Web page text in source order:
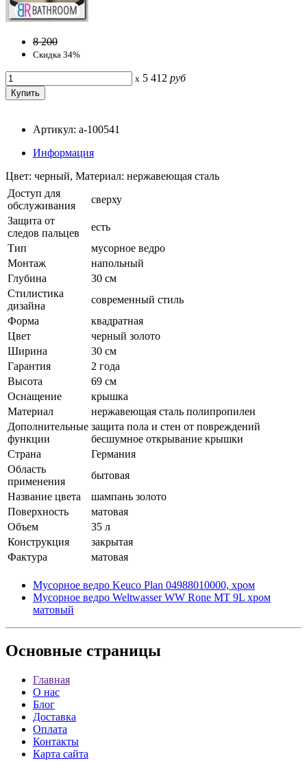
8 200
Скидка 34%
x 5 412 руб
Артикул: a-100541
Информация
Цвет: черный, Материал: нержавеющая сталь
Доступ для
обслуживания
сверху
Защита от
следов пальцев
есть
Тип
мусорное ведро
Монтаж
напольный
Глубина
30 см
Стилистика
дизайна
современный стиль
Форма
квадратная
Цвет
черный золото
Ширина
30 см
Гарантия
2 года
Высота
69 см
Оснащение
крышка
Материал
нержавеющая сталь полипропилен
Дополнительные
функции
защита пола и стен от повреждений
бесшумное открывание крышки
Страна
Германия
Область
применения
бытовая
Название цвета
шампань золото
Поверхность
матовая
Объем
35 л
Конструкция
закрытая
Фактура
матовая
Мусорное ведро Keuco Plan 04988010000, хром
Мусорное ведро Weltwasser WW Rone MT 9L хром
матовый
Основные страницы
Главная
О нас
Блог
Доставка
Оплата
Контакты
Карта сайта